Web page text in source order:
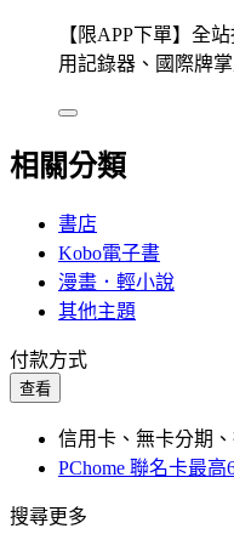
【限APP下單】全
用記錄器、國際牌
相關分類
書店
Kobo電子書
漫畫．輕小說
其他主題
付款方式
查看
信用卡、無卡分期
PChome 聯名卡最
搜尋更多